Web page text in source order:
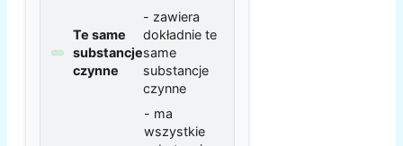
Te same
substancje
czynne
- zawiera
dokładnie te
same
substancje
czynne
- ma
wszystkie